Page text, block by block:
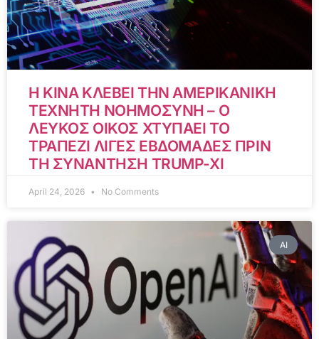
Η ΚΙΝΑ ΚΛΕΒΕΙ ΤΗΝ ΑΜΕΡΙΚΑΝΙΚΗ
ΤΕΧΝΗΤΗ ΝΟΗΜΟΣΥΝΗ – Ο
ΛΕΥΚΟΣ ΟΙΚΟΣ ΧΤΥΠΑΕΙ ΤΟ
ΤΡΑΠΕΖΙ ΛΙΓΕΣ ΕΒΔΟΜΑΔΕΣ ΠΡΙΝ
ΤΗ ΣΥΝΑΝΤΗΣΗ TRUMP-XI
April 24, 2026 No Comments
AI